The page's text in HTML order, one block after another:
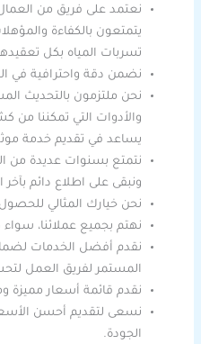
نعتمد على فريق من العمال
يتمتعون بالكفاءة
تسربات المياه بكل
نضمن دقة واحترافية في
نحن ملتزمون بالتحديث
والأدوات التي تمكننا من
يساعد في تقديم خدمة
نتمتع بسنوات عديدة من
ونبقى على اطلاع دائم
نحن خيارك المثالي
نهتم بجميع عملائنا، سواء
نقدم أفضل الخدمات
المستمر لفريق العمل
نقدم قائمة أسعار مميزة
نسعى لتقديم أحسن
الجودة.